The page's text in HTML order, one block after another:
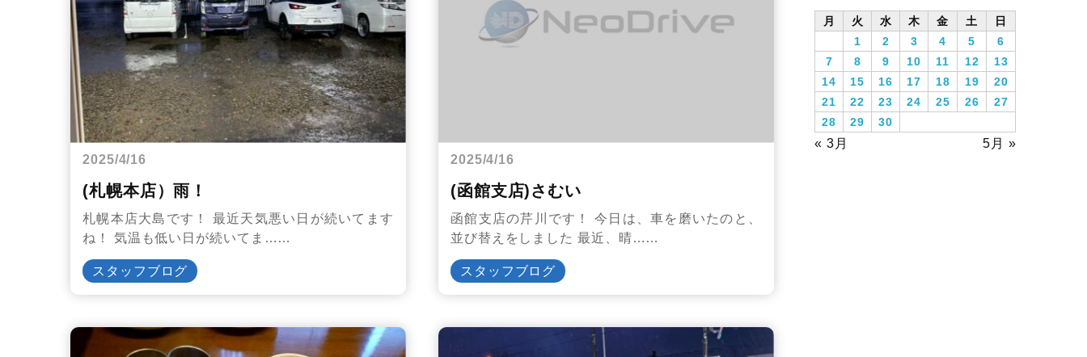
2025/4/16
(札幌本店）雨！
札幌本店大島です！ 最近天気悪い日が続いてます
ね！ 気温も低い日が続いてま……
スタッフブログ
2025/4/16
(函館支店)さむい
函館支店の芹川です！ 今日は、車を磨いたのと、
並び替えをしました 最近、晴……
スタッフブログ
月 火 水 木 金 土
日
1
2 3 4 5
6
7
8 9 10 11 12
13
14
15 16 17 18 19
20
21
22 23 24 25 26
27
28
29 30
« 3月 5月 »